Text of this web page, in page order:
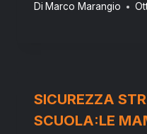
Di Marco Marangio
SICUREZZA
SCUOLA:LE